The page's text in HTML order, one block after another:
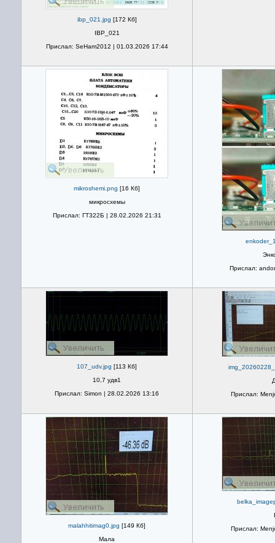
ibp_021.jpg [172 Кб]
IBP_021
Прислал: SeHam2012 | 01.03.2026 17:44
mikroshemi.png [16 Кб]
микросхемы
Прислал: ГТ322Б | 28.02.2026 21:31
Прислал:
107_udv.jpg [113 Кб]
10,7 удв1
Прислал: Simon | 28.02.2026 13:16
Прислал:
malahhitimag0.jpg [149 Кб]
Мала
Прислал: